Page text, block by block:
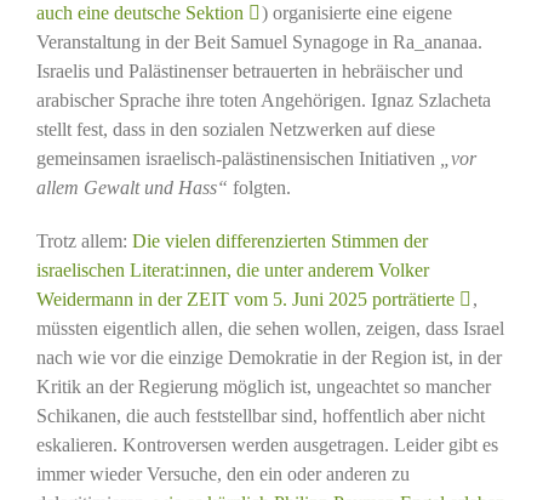
auch eine deutsche Sektion
) organisierte eine eigene
Veranstaltung in der Beit Samuel Synagoge in Ra_ananaa.
Israelis und Palästinenser betrauerten in hebräischer und
arabischer Sprache ihre toten Angehörigen. Ignaz Szlacheta
stellt fest, dass in den sozialen Netzwerken auf diese
gemeinsamen israelisch-palästinensischen Initiativen
„vor
allem Gewalt und Hass“ folgten.
Trotz allem: Die vielen differenzierten Stimmen der
israelischen Literat:innen, die unter anderem Volker
Weidermann in der ZEIT vom 5. Juni 2025 porträtierte
,
müssten eigentlich allen, die sehen wollen, zeigen, dass Israel
nach wie vor die einzige Demokratie in der Region ist, in der
Kritik an der Regierung möglich ist, ungeachtet so mancher
Schikanen, die auch feststellbar sind, hoffentlich aber nicht
eskalieren. Kontroversen werden ausgetragen. Leider gibt es
immer wieder Versuche, den ein oder anderen zu